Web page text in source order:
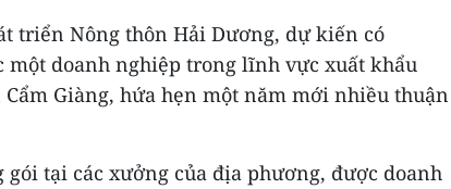
triển Nông thôn Hải Dương, dự kiến có
một doanh nghiệp trong lĩnh vực xuất khẩu
Giàng, hứa hẹn một năm mới nhiều thuận
gói tại các xưởng của địa phương, được doanh